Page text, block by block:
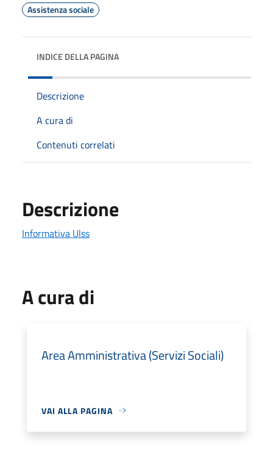
Assistenza sociale
INDICE DELLA PAGINA
Descrizione
A cura di
Contenuti correlati
Descrizione
Informativa Ulss
A cura di
Area Amministrativa (Servizi Sociali)
VAI ALLA PAGINA